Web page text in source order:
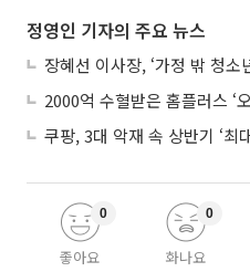
정영인 기자의 주요 뉴스
좋아요
0
화나요
0